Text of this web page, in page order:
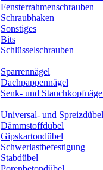
Fensterrahmenschrauben
Schraubhaken
Sonstiges
Bits
Schlüsselschrauben
Sparrennägel
Dachpappennägel
Senk- und
Universal- und Spreizdübel
Dämmstoffdübel
Gipskartondübel
Schwerlastbefestigung
Stabdübel